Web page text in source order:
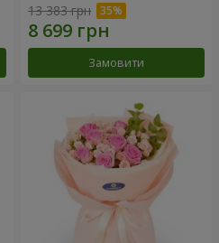
13 383 грн
Замовити